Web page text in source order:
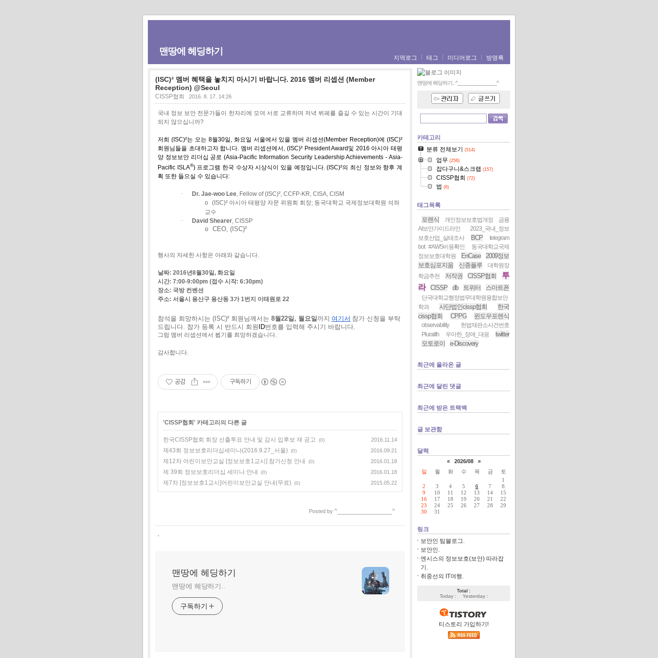
맨땅에 헤딩하기
지역로그 태그 미디어로그 방명록
(ISC)² 멤버 혜택을 놓치지 마시기 바랍니다. 2016 멤버 리셉션 (Member
Reception) @Seoul
CISSP협회 2016. 8. 17. 14:26
국내 정보 보안 전문가들이 한자리에 모여 서로 교류하며 저녁 뷔페를 즐길 수 있는 시간이 기대
되지 않으십니까?
저희 (ISC)²는 오는 8월30일 화요일 서울에서 있을 멤버 리셉션(Member Reception)에 (ISC)²
회원님들을 초대하고자 합니다 멤버 리셉션에서 ,(ISC)² President Award및 2016 아시아 태평
양 정보보안 리더십 공로 (Asia-Pacific Information Security Leadership Achievements - Asia-
Pacific ISLA®) 프로그램 한국 수상자 시상식이 있을 예정입니다.(ISC)²의 최신 정보와 향후 계
획 또한 들으실 수 있습니다:
· Dr. Jae-woo Lee Fellow of(ISC)² CCFP-KR, CISA, CISM
o (ISC)² 아시아 태평양 자문 위원회 회장; 동국대학교 국제정보대학원 석좌
교수
·
David Shearer , CISSP
o CEO, (ISC)²
행사의 자세한 사항은 아래와 같습니다
날짜: 2016년8월30일, 화요일
시간: 7:00-9:00pm (접수 시작: 6:30pm)
장소: 국방 컨벤션
주소: 서울시 용산구 용산동 3가1번지 이태원로 22
참석을 희망하시는 (ISC)² 회원님께서는 8월22일, 월요일까지 여기서 참가 신청을 부탁
드립니다 참가 등록 시 반드시 회원 ID번호를 입력해 주시기 바랍니다
그럼 멤버 리셉션에서 뵙기를 희망하겠습니다
감사합니다
공감 구독하기
'CISSP협회' 카테고리의 다른 글
한국CISSP협회 회장 선출투표 안내 및 감사 입후보 재 공고 (0) 2016.11.14
제43회 정보보호리더십세미나(2016.9.27_서울) (0) 2016.09.21
제12차 어린이보안교실 [정보보호1교시] 참가신청 안내 (0) 2016.01.18
제 39회 정보보호리더십 세미나 안내 (0) 2016.01.18
제7차 [정보보호1교시]어린이보안교실 안내(무료) (0) 2015.05.22
Posted by ^________________^
맨땅에 헤딩하기
맨땅에 헤당하기..
구독하기
맨땅에 헤당하기.. ^________________^
카테고리
분류 전체보기
(514)
업무 (256)
잡다구니&스크랩 (157)
CISSP협회 (72)
법 (6)
태그목록
포렌식 개인정보보호법개정
금융
AI보안가이드라인
2023_국내_정보
보호산업_실태조사
BCP
telegram
bot #AWS비용확인
동국대학교국제
정보보호대학원
EnCase
2009정보
보호심포지움
신종플루
대학원장
학금추천
저작권 CISSP협회
투
라
CISSP db 트위터 스마트폰
단국대학교행정법무대학원융합보안
학과
사단법인cissp협회
한국
cissp협회
CPPG 윈도우포렌식
observability
헌법재판소사건번호
Pluralith
우아한_장애_대응
twitter
모토로이
e-Discovery
최근에 올라온 글
최근에 달린 댓글
최근에 받은 트랙백
글 보관함
달력
« 2026/08
»
일
월 화 수 목 금
토
1
2
3 4 5 6 7
8
9
10 11 12 13 14
15
16
17 18 19 20 21
22
23
24 25 26 27 28
29
30
31
링크
보안인 팀블로그.
보안인.
엔시스의 정보보호(보안) 따라잡
기.
취중선의 IT여행.
Total :
Today :
Yesterday :
티스토리 가입하기!